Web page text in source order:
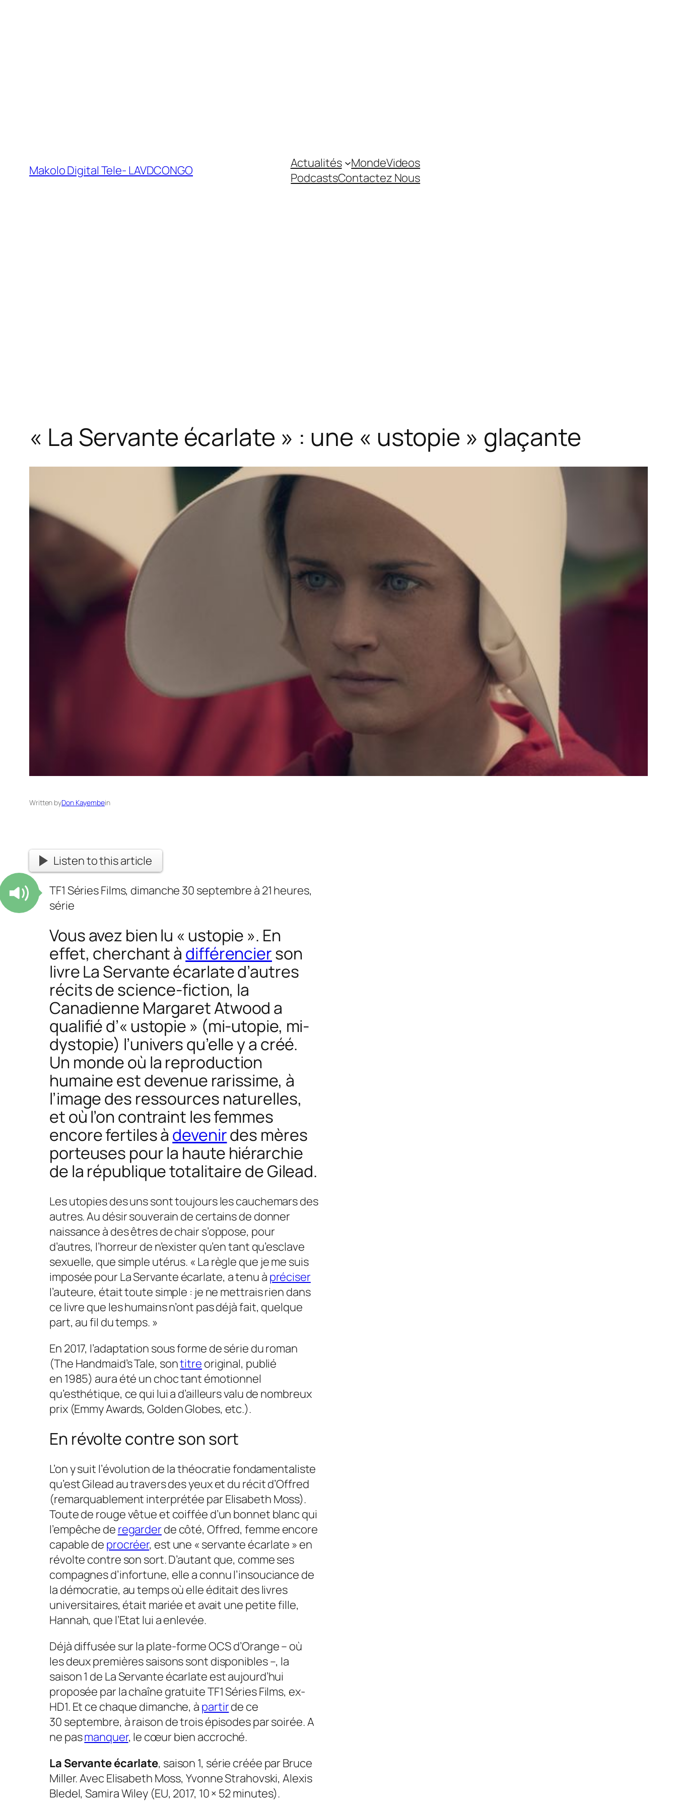
Makolo Digital Tele- LAVDCONGO Actualités MondeVideos
PodcastsContactez Nous
« La Servante écarlate » : une « ustopie » glaçante
Written byDon Kayembein
Listen to this article
TF1 Séries Films, dimanche 30 septembre à 21 heures,
série
Vous avez bien lu « ustopie ». En
effet, cherchant à différencierson
livreLa Servante écarlated’autres
récits de science-fiction, la
Canadienne Margaret Atwood a
qualifié d’« ustopie » (mi-utopie, mi-
dystopie) l’univers qu’elle y a créé.
Un monde où la reproduction
humaine est devenue rarissime, à
l’image des ressources ­naturelles,
et où l’on contraint les femmes
encore fertiles à devenirdes mères
porteuses pour la haute hiérarchie
de la république totalitaire de Gilead.
Les utopies des uns sont toujours les cauchemars des
autres. Au désir souverain de certains de donner
naissance à des êtres de chair s’oppose, pour
d’autres, l’horreur de n’exister qu’en tant qu’esclave
sexuelle, que simple utérus. « La règle que je me suis
imposée pour La Servante écarlate, a tenu à préciser
l’auteure, était toute simple : je ne mettrais rien dans
ce livre que les humains n’ont pas déjà fait, quelque
part, au fil du temps. »
En 2017, l’adaptation sous forme de série du roman
(The Handmaid’s Tale, sontitre original, publié
en 1985) aura été un choc tant émotionnel
qu’esthétique, ce qui lui a d’ailleurs valu de nombreux
prix (Emmy Awards, Golden Globes, etc.).
En révolte contre son sort
L’on y suit l’évolution de la théocratie fondamentaliste
qu’est ­Gilead au travers des yeux et du récit d’Offred
(remarquablement interprétée par Elisabeth Moss).
Toute de rouge vêtue et coiffée d’un bonnet blanc qui
l’empêche de regarderde côté, Offred, femme encore
capable de procréer, est une « servante écarlate » en
révolte contre son sort. D’autant que, comme ses
compagnes d’infortune, elle a connu l’insouciance de
la démocratie, au temps où elle éditait des livres
universitaires, était mariée et avait une petite fille,
Hannah, que l’Etat lui a enlevée.
Déjà diffusée sur la plate-forme OCS d’Orange – où
les deux premières saisons sont disponibles –, la
saison 1 de La Servante écarlate est aujourd’hui
proposée par la chaîne gratuite TF1 ­Séries Films, ex-
HD1. Et ce chaque dimanche, à partirde ce
30 septembre, à raison de trois épisodes par soirée. A
ne pasmanquer, le cœur bien accroché.
La Servante écarlate, saison 1, série créée par Bruce
Miller. Avec Elisabeth Moss, Yvonne Strahovski, Alexis
Bledel, Samira Wiley (EU, 2017, 10 × 52 minutes).